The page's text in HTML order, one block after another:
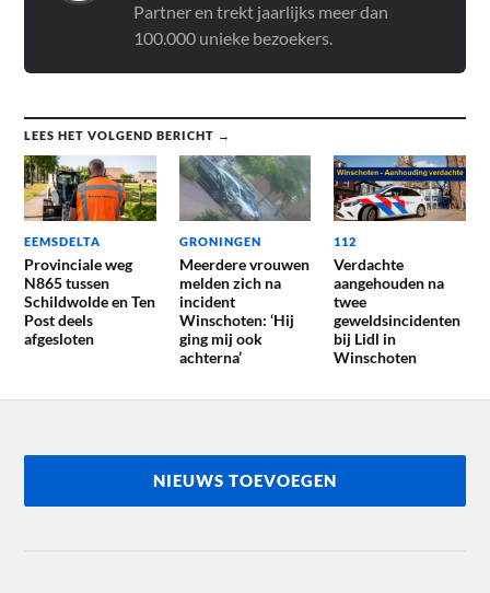
Partner en trekt jaarlijks meer dan
100.000 unieke bezoekers.
LEES HET VOLGEND BERICHT →
EEMSDELTA
Provinciale weg
N865 tussen
Schildwolde en Ten
Post deels
afgesloten
GRONINGEN
Meerdere vrouwen
melden zich na
incident
Winschoten: ‘Hij
ging mij ook
achterna’
112
Verdachte
aangehouden na
twee
geweldsincidenten
bij Lidl in
Winschoten
NIEUWS TOEVOEGEN